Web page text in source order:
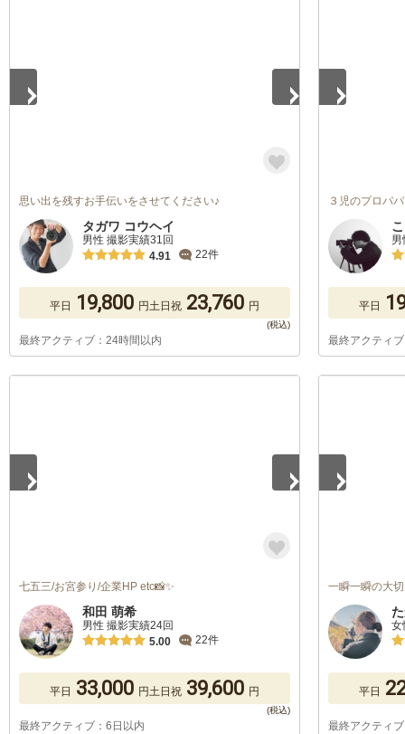
思い出を残すお手伝いをさせてください♪
タガワ コウヘイ
男性 撮影実績31回
4.91
22件
平日 19,800 円土日祝 23,760 円
最終アクティブ：24時間以内
３児のプロパ
平日
最終アクティ
七五三/お宮参り/企業HP etc📸✨
和田 萌希
男性 撮影実績24回
5.00
22件
平日 33,000 円土日祝 39,600 円
最終アクティブ：6日以内
一瞬一瞬の大
女
平日
最終アクティ